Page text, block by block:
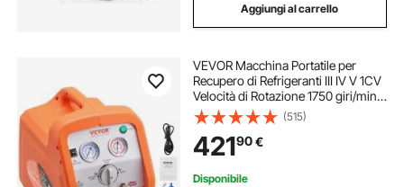
Aggiungi al carrello
VEVOR Macchina Portatile per
Recupero di Refrigeranti III IV V 1CV
Velocità di Rotazione 1750 giri/min,
Recuperatore Cilindro Doppio per
Refrigeranti con Manometro
Protezione Alta Pressione 38,6 bar
(515)
42190€
Disponibile